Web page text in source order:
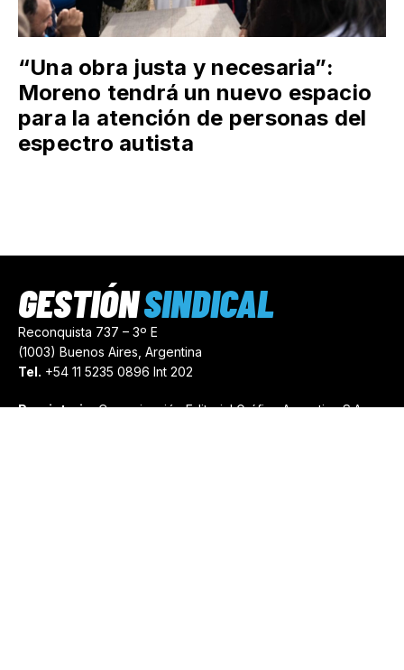
“Una obra justa y necesaria”:
Moreno tendrá un nuevo espacio
para la atención de personas del
espectro autista
Reconquista 737 – 3º E
(1003) Buenos Aires, Argentina
Tel. +54 11 5235 0896 Int 202
Propietario:Comunicación Editorial Gráfica Argentina S.A.
GESTIÓNSINDICAL